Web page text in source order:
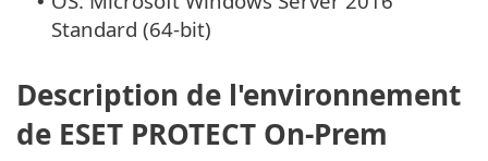
Standard (64-bit)
Description de l'environnement
de ESET PROTECT On-Prem